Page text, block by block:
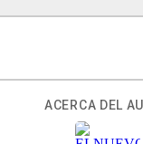
ACERCA DEL